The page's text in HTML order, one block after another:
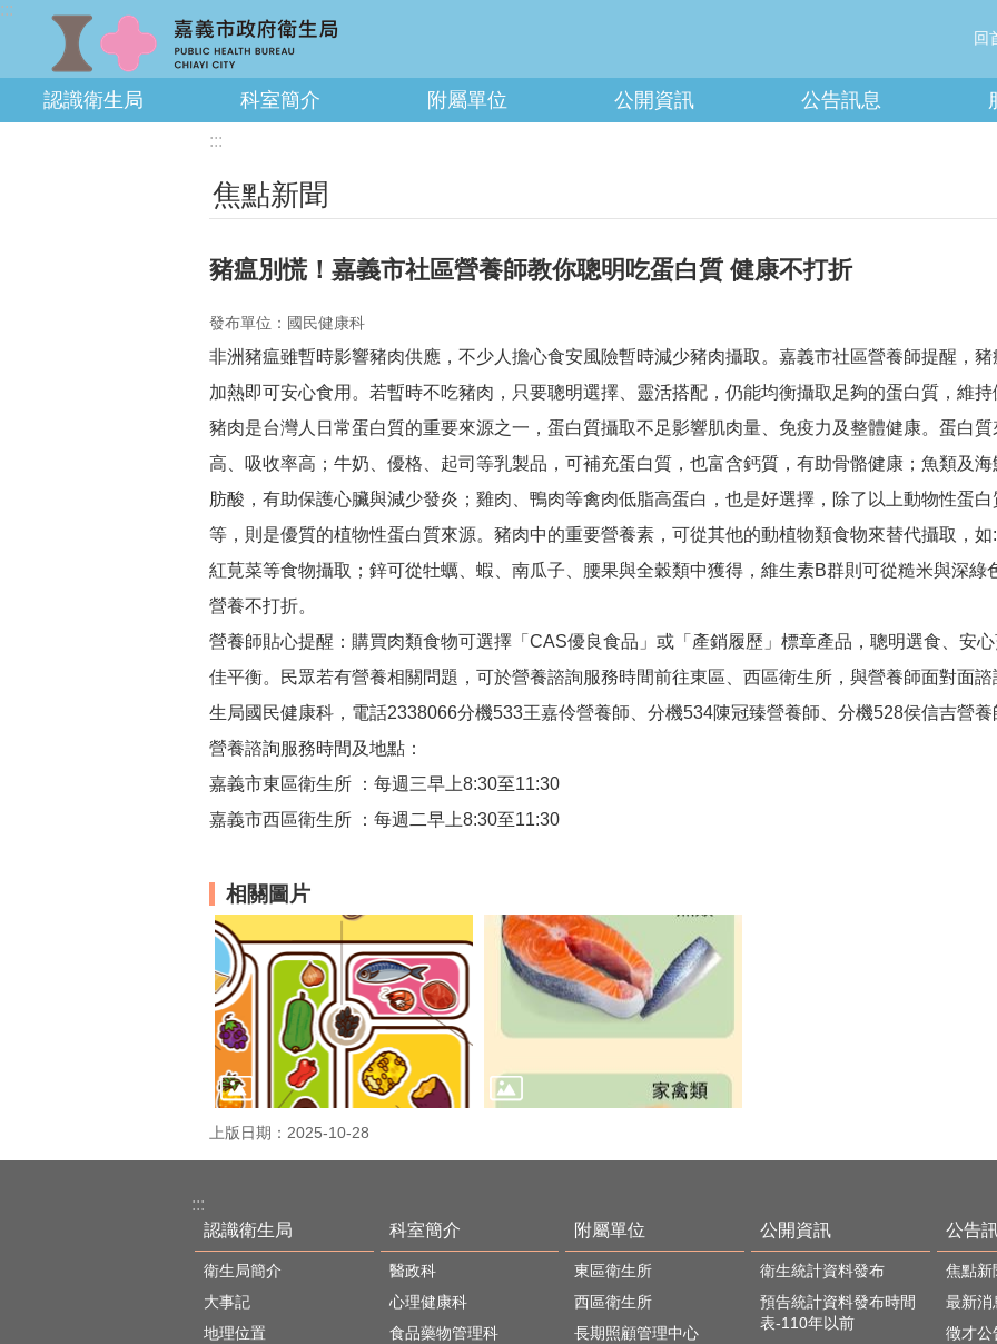
跳到主要內容區塊
:::
回
認識衛生局 科室簡介 附屬單位 公開資訊 公告訊息
:::
焦點新聞
豬瘟別慌！嘉義市社區營養師教你聰明吃蛋白質 健康不打折
發布單位：國民健康科
非洲豬瘟雖暫時影響豬肉供應，不少人擔心食安風險暫時減少豬肉攝取。嘉義市社區營養師提醒，
加熱即可安心食用。若暫時不吃豬肉，只要聰明選擇、靈活搭配，仍能均衡攝取足夠的蛋白質，維
豬肉是台灣人日常蛋白質的重要來源之一，蛋白質攝取不足影響肌肉量、免疫力及整體健康。蛋白
高、吸收率高；牛奶、優格、起司等乳製品，可補充蛋白質，也富含鈣質，有助骨骼健康；魚類及
肪酸，有助保護心臟與減少發炎；雞肉、鴨肉等禽肉低脂高蛋白，也是好選擇，除了以上動物性蛋
等，則是優質的植物性蛋白質來源。豬肉中的重要營養素，可從其他的動植物類食物來替代攝取，
紅莧菜等食物攝取；鋅可從牡蠣、蝦、南瓜子、腰果與全穀類中獲得，維生素B群則可從糙米與深綠
營養不打折。
營養師貼心提醒：購買肉類食物可選擇「CAS優良食品」或「產銷履歷」標章產品，聰明選食、安
佳平衡。民眾若有營養相關問題，可於營養諮詢服務時間前往東區、西區衛生所，與營養師面對面
生局國民健康科，電話2338066分機533王嘉伶營養師、分機534陳冠臻營養師、分機528侯信吉營
營養諮詢服務時間及地點：
嘉義市東區衛生所 ：每週三早上8:30至11:30
嘉義市西區衛生所 ：每週二早上8:30至11:30
相關圖片
上版日期：2025-10-28
:::
認識衛生局
衛生局簡介
大事記
地理位置
科室簡介
醫政科
心理健康科
食品藥物管理科
附屬單位
東區衛生所
西區衛生所
長期照顧管理中心
公開資訊
衛生統計資料發布
預告統計資料發布時間
表-110年以前
公告
焦點新
最新消
徵才公